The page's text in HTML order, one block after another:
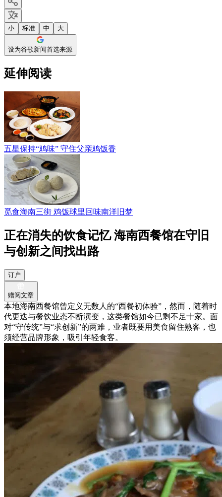
小 标准 中 大
设为谷歌新闻首选来源
延伸阅读
五星保持“鸡味” 守住父亲鸡饭香
觅食海南三街 鸡饭球里回味南洋旧梦
正在消失的饮食记忆 海南西餐馆在守旧
与创新之间找出路
订户
赠阅文章
本地海南西餐馆曾定义无数人的“西餐初体验”，然而，随着时
代更迭与餐饮业态不断演变，这类餐馆如今已剩不足十家。面
对“守传统”与“求创新”的两难，业者既要用美食留住熟客，也
须经营品牌形象，吸引年轻食客。